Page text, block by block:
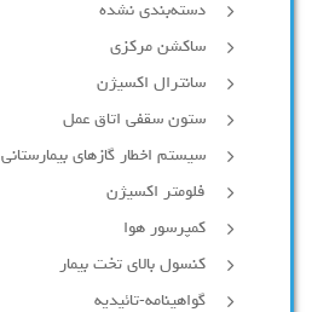
دسته‌بندی نشده
ساکشن مرکزی
سانترال اکسیژن
ستون سقفی اتاق عمل
سیستم اخطار گازهای بیمارستانی
فلومتر اکسیژن
کمپرسور هوا
کنسول بالای تخت بیمار
گواهینامه-تائیدیه